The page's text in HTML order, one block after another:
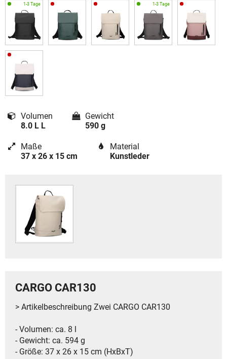
Volumen
8.0 L L
Gewicht
590 g
Maße
37 x 26 x 15 cm
Material
Kunstleder
CARGO CAR130
> Artikelbeschreibung Zwei CARGO CAR130
- Volumen: ca. 8 l
- Gewicht: ca. 594 g
- Größe: 37 x 26 x 15 cm (HxBxT)